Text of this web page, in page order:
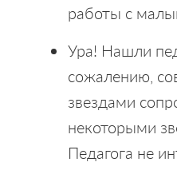
работы с
Ура! Нашли
сожалению,
звездами
некоторыми
Педагога не